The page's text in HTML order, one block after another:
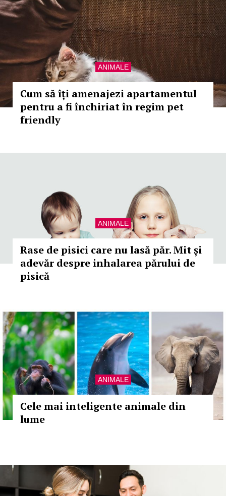
ANIMALE
Cum să îți amenajezi apartamentul
pentru a fi închiriat în regim pet
friendly
ANIMALE
Rase de pisici care nu lasă păr. Mit și
adevăr despre inhalarea părului de
pisică
ANIMALE
Cele mai inteligente animale din
lume